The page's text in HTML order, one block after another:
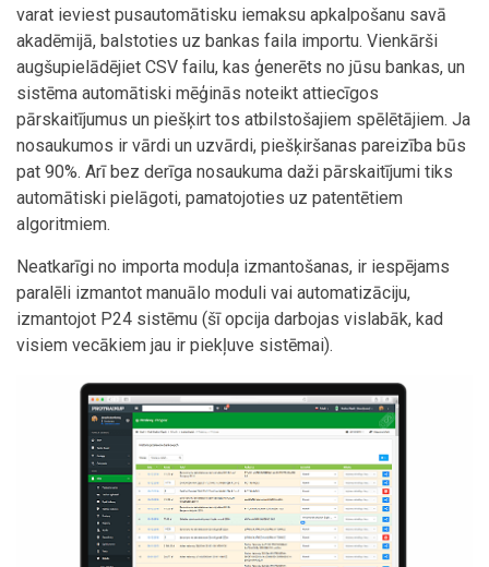
varat ieviest pusautomātisku iemaksu apkalpošanu savā
akadēmijā, balstoties uz bankas faila importu. Vienkārši
augšupielādējiet CSV failu, kas ģenerēts no jūsu bankas, un
sistēma automātiski mēģinās noteikt attiecīgos
pārskaitījumus un piešķirt tos atbilstošajiem spēlētājiem. Ja
nosaukumos ir vārdi un uzvārdi, piešķiršanas pareizība būs
pat 90%. Arī bez derīga nosaukuma daži pārskaitījumi tiks
automātiski pielāgoti, pamatojoties uz patentētiem
algoritmiem.
Neatkarīgi no importa moduļa izmantošanas, ir iespējams
paralēli izmantot manuālo moduli vai automatizāciju,
izmantojot P24 sistēmu (šī opcija darbojas vislabāk, kad
visiem vecākiem jau ir piekļuve sistēmai).